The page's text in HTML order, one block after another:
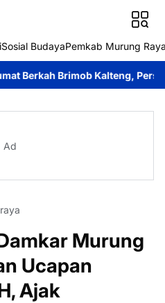
Sosial BudayaPemkab Murung
Personel Batalyon B
Ad
Murung
Ucapan
Ajak